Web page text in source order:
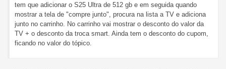
tem que adicionar o S25 Ultra de 512 gb e em seguida quando
mostrar a tela de "compre junto", procura na lista a TV e adiciona
junto no carrinho. No carrinho vai mostrar o desconto do valor da
TV + o desconto da troca smart. Ainda tem o desconto do cupom,
ficando no valor do tópico.